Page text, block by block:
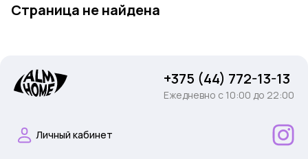
Страница не найдена
+375 (44) 772-13-13
Ежедневно c 10:00 до 22:00
Личный кабинет